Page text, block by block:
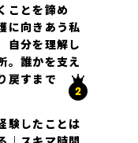
ことを諦め
に向きあう私
自分を理解し
。誰かを支え
戻すまで
験したことは